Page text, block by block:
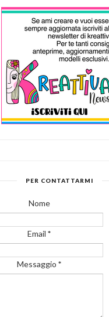
PER CONTATTARMI
Nome
Email *
Messaggio *